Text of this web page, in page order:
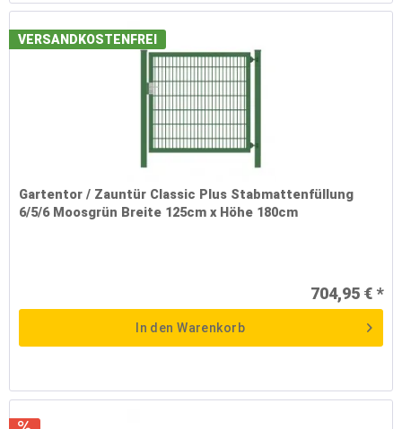
VERSANDKOSTENFREI
Gartentor / Zauntür Classic Plus Stabmattenfüllung
6/5/6 Moosgrün Breite 125cm x Höhe 180cm
704,95 € *
In den Warenkorb